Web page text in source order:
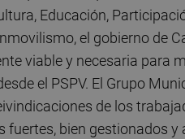
Educación,
el gobierno de
viable y necesaria para
el PSPV. El Grupo
de los
fuertes, bien gestionados